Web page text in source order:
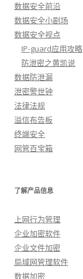
数据安全前沿
数据安全小剧场
数据安全视点
IP-guard应用攻略
防泄密之黄凯说
数据防泄漏
泄密警世钟
法律法规
溢信布告板
终端安全
网管百宝箱
了解产品信息
上网行为管理
企业加密软件
企业文件加密
局域网管理软件
数据加密